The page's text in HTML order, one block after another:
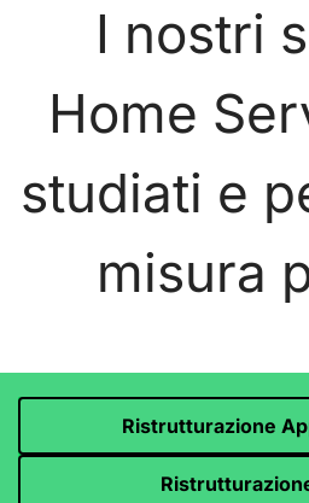
I nostri
Home
studiati e
misura
Ristrutturazione